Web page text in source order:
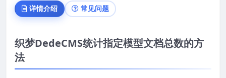
详情介绍 常见问题
织梦DedeCMS统计指定模型文档总数的方
法